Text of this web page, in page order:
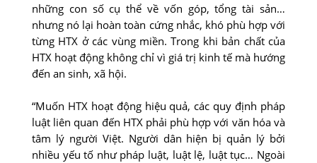
những con số cụ thể về vốn góp, tổng tài sản…
nhưng nó lại hoàn toàn cứng nhắc, khó phù hợp với
từng HTX ở các vùng miền. Trong khi bản chất của
HTX hoạt động không chỉ vì giá trị kinh tế mà hướng
đến an sinh, xã hội.
“Muốn HTX hoạt động hiệu quả, các quy định pháp
luật liên quan đến HTX phải phù hợp với văn hóa và
tâm lý người Việt. Người dân hiện bị quản lý bởi
nhiều yếu tố như pháp luật, luật lệ, luật tục… Ngoài